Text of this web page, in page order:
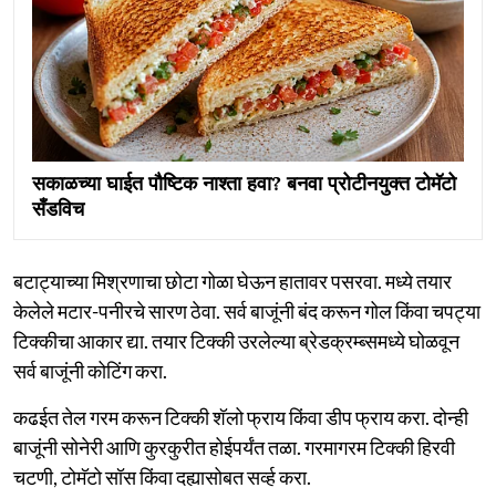
सकाळच्या घाईत पौष्टिक नाश्ता हवा? बनवा प्रोटीनयुक्त टोमॅटो
सँडविच
बटाट्याच्या मिश्रणाचा छोटा गोळा घेऊन हातावर पसरवा. मध्ये तयार
केलेले मटार-पनीरचे सारण ठेवा. सर्व बाजूंनी बंद करून गोल किंवा चपट्या
टिक्कीचा आकार द्या. तयार टिक्की उरलेल्या ब्रेडक्रम्ब्समध्ये घोळवून
सर्व बाजूंनी कोटिंग करा.
कढईत तेल गरम करून टिक्की शॅलो फ्राय किंवा डीप फ्राय करा. दोन्ही
बाजूंनी सोनेरी आणि कुरकुरीत होईपर्यंत तळा. गरमागरम टिक्की हिरवी
चटणी, टोमॅटो सॉस किंवा दह्यासोबत सर्व्ह करा.